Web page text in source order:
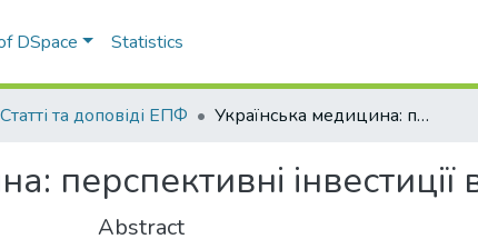
DSpace Statistics
Статті та доповіді ЕПФ Українська медицина: перспективні інвестиції в охорону здоров’я
перспективні
Abstract